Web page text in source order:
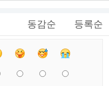
동감순 등록순